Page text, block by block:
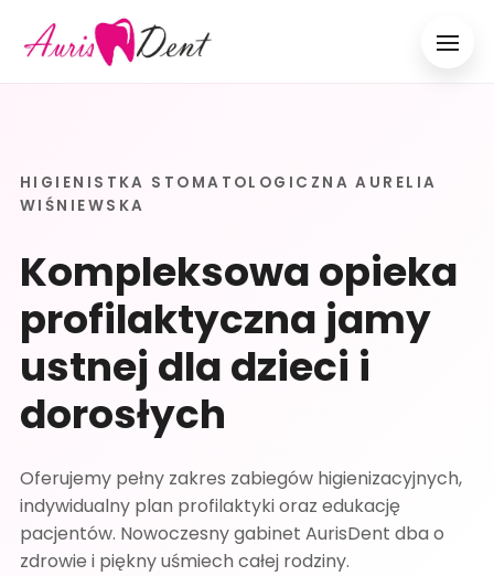
Menu
HIGIENISTKA STOMATOLOGICZNA AURELIA
WIŚNIEWSKA
Kompleksowa opieka
profilaktyczna jamy
ustnej dla dzieci i
dorosłych
Oferujemy pełny zakres zabiegów higienizacyjnych,
indywidualny plan profilaktyki oraz edukację
pacjentów. Nowoczesny gabinet AurisDent dba o
zdrowie i piękny uśmiech całej rodziny.